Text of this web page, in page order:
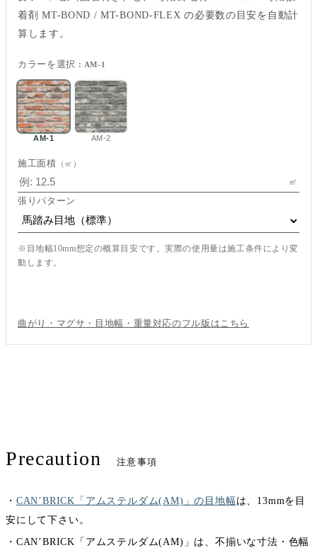
着剤 MT-BOND / MT-BOND-FLEX の必要数の目安を自動計
算します。
カラーを選択 ：AM-1
AM-1 AM-2
施工面積 （㎡）
㎡
張りパターン
※目地幅10mm想定の概算目安です。実際の使用量は施工条件により変
動します。
曲がり・マグサ・目地幅・重量対応のフル版はこちら
Precaution 注意事項
・ CAN’BRICK「アムステルダム(AM)」の目地幅 は、13mmを目
安にして下さい。
・CAN’BRICK「アムステルダム(AM)」は、不揃いな寸法・色幅